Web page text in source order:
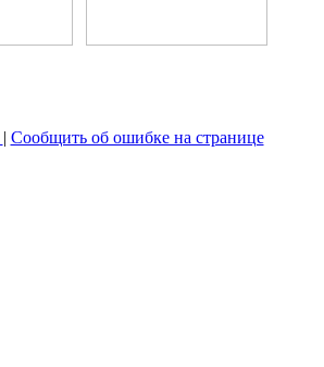
| Сообщить об ошибке на странице